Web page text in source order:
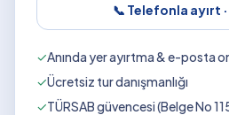
📞 Telefonla ayırt ·
✓Anında yer ayırtma & e-posta
✓Ücretsiz tur danışmanlığı
✓TÜRSAB güvencesi (Belge No